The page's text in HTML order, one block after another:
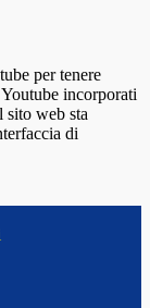
per tenere
incorporati
sito web sta
di